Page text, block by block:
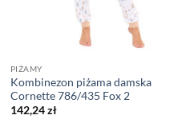
PIŻAMY
Kombinezon piżama damska
Cornette 786/435 Fox 2
142,24zł